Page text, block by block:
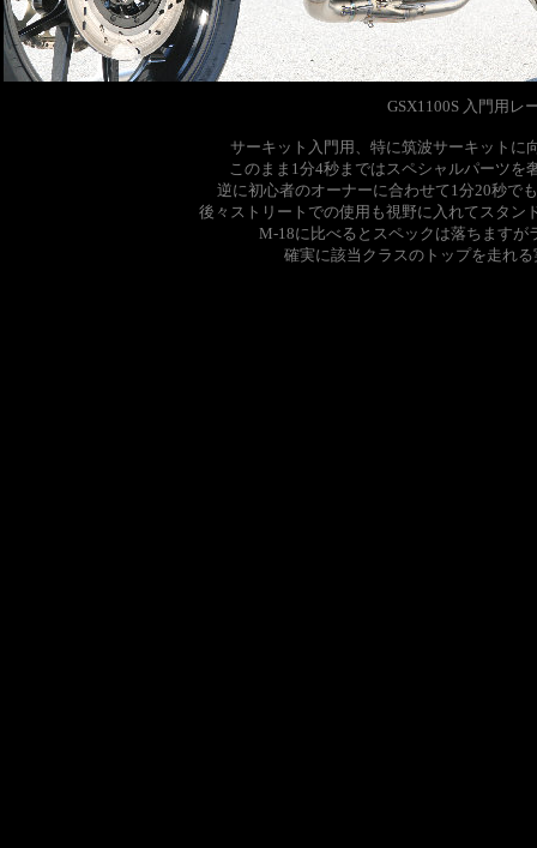
GSX1100S 入門用レ
サーキット入門用、特に筑波サーキットに
このまま1分4秒まではスペシャルパーツを
逆に初心者のオーナーに合わせて1分20秒で
後々ストリートでの使用も視野に入れてスタン
M-18に比べるとスペックは落ちますが
確実に該当クラスのトップを走れ